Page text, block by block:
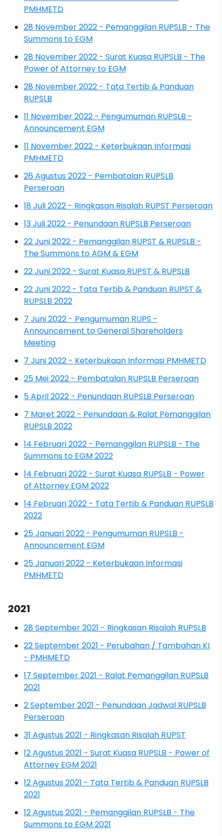
PMHMETD
28 November 2022 - Pemanggilan RUPSLB - The
Summons to EGM
28 November 2022 - Surat Kuasa RUPSLB - The
Power of Attorney to EGM
28 November 2022 - Tata Tertib & Panduan
RUPSLB
11 November 2022 - Pengumuman RUPSLB -
Announcement EGM
11 November 2022 - Keterbukaan Informasi
PMHMETD
26 Agustus 2022 - Pembatalan RUPSLB
Perseroan
18 Juli 2022 - Ringkasan Risalah RUPST Perseroan
13 Juli 2022 - Penundaan RUPSLB Perseroan
22 Juni 2022 - Pemanggilan RUPST & RUPSLB -
The Summons to AGM & EGM
22 Juni 2022 - Surat Kuasa RUPST & RUPSLB
22 Juni 2022 - Tata Tertib & Panduan RUPST &
RUPSLB 2022
7 Juni 2022 - Pengumuman RUPS -
Announcement to General Shareholders
Meeting
7 Juni 2022 - Keterbukaan Informasi PMHMETD
25 Mei 2022 - Pembatalan RUPSLB Perseroan
5 April 2022 - Penundaan RUPSLB Perseroan
7 Maret 2022 - Penundaan & Ralat Pemanggilan
RUPSLB 2022
14 Februari 2022 - Pemanggilan RUPSLB - The
Summons to EGM 2022
14 Februari 2022 - Surat Kuasa RUPSLB - Power
of Attorney EGM 2022
14 Februari 2022 - Tata Tertib & Panduan RUPSLB
2022
25 Januari 2022 - Pengumuman RUPSLB -
Announcement EGM
25 Januari 2022 - Keterbukaan Informasi
PMHMETD
2021
28 September 2021 - Ringkasan Risalah RUPSLB
22 September 2021 - Perubahan / Tambahan KI
- PMHMETD
17 September 2021 - Ralat Pemanggilan RUPSLB
2021
2 September 2021 - Penundaan Jadwal RUPSLB
Perseroan
31 Agustus 2021 - Ringkasan Risalah RUPST
12 Agustus 2021 - Surat Kuasa RUPSLB - Power of
Attorney EGM 2021
12 Agustus 2021 - Tata Tertib & Panduan RUPSLB
2021
12 Agustus 2021 - Pemanggilan RUPSLB - The
Summons to EGM 2021